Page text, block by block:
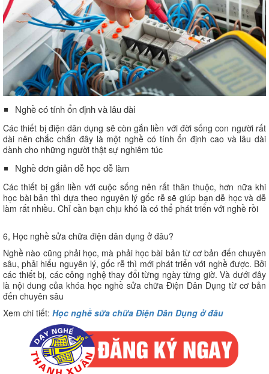
Nghề có tính ổn định và lâu dài
Các thiết bị điện dân dụng sẽ còn gắn liền với đời sống con người rất
dài nên chắc chắn đây là một nghề có tính ổn định cao và lâu dài
dành cho những người thật sự nghiêm túc
Nghề đơn giản dễ học dễ làm
Các thiết bị gắn liền với cuộc sống nên rất thân thuộc, hơn nữa khi
học bài bản thì dựa theo nguyên lý gốc rễ sẽ giúp bạn dễ học và dễ
làm rất nhiều. Chỉ cần bạn chịu khó là có thể phát triển với nghề rồi
6, Học nghề sửa chữa điện dân dụng ở đâu?
Nghề nào cũng phải học, mà phải học bài bản từ cơ bản đến chuyên
sâu, phải hiểu nguyên lý, gốc rễ thì mới phát triển với nghề được. Bởi
các thiết bị, các công nghệ thay đổi từng ngày từng giờ. Và dưới đây
là nội dung của khóa học nghề sửa chữa Điện Dân Dụng từ cơ bản
đến chuyên sâu
Xem chi tiết: Học nghề sửa chữa Điện Dân Dụng ở đâu